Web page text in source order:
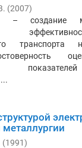
(2007)
– создание
транспорта
(1991)